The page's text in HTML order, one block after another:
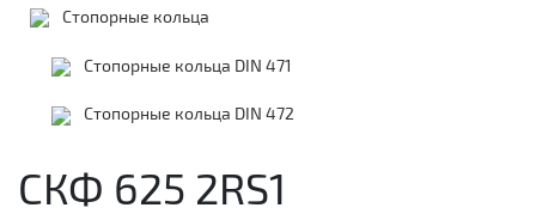
Стопорные кольца
Стопорные кольца DIN 471
Стопорные кольца DIN 472
СКФ 625 2RS1